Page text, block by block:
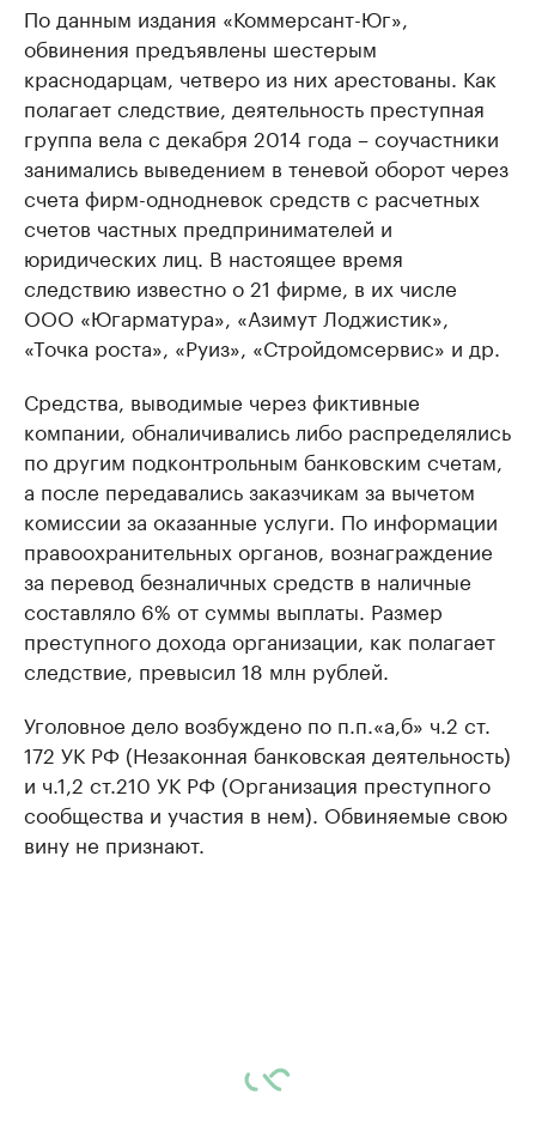
По данным издания «Коммерсант-Юг»,
обвинения предъявлены шестерым
краснодарцам, четверо из них арестованы. Как
полагает следствие, деятельность преступная
группа вела с декабря 2014 года – соучастники
занимались выведением в теневой оборот через
счета фирм-однодневок средств с расчетных
счетов частных предпринимателей и
юридических лиц. В настоящее время
следствию известно о 21 фирме, в их числе
ООО «Югарматура», «Азимут Лоджистик»,
«Точка роста», «Руиз», «Стройдомсервис» и др.
Средства, выводимые через фиктивные
компании, обналичивались либо распределялись
по другим подконтрольным банковским счетам,
а после передавались заказчикам за вычетом
комиссии за оказанные услуги. По информации
правоохранительных органов, вознаграждение
за перевод безналичных средств в наличные
составляло 6% от суммы выплаты. Размер
преступного дохода организации, как полагает
следствие, превысил 18 млн рублей.
Уголовное дело возбуждено по п.п.«а,б» ч.2 ст.
172 УК РФ (Незаконная банковская деятельность)
и ч.1,2 ст.210 УК РФ (Организация преступного
сообщества и участия в нем). Обвиняемые свою
вину не признают.